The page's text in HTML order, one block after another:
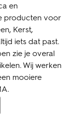
en
producten voor
Kerst,
iets dat past.
zie je overal
Wij werken
mooiere